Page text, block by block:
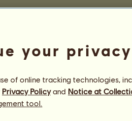
your privacy
of online tracking technologies,
Privacy Policyand Notice at
tool.